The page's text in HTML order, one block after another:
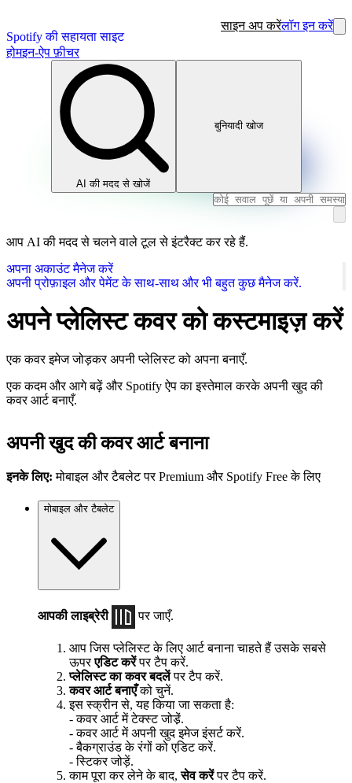
Spotify की सहायता साइट
साइन अप करेंलॉग इन करें
होमइन-ऐप फ़ीचर
AI की मदद से खोजें
बुनियादी खोज
आप AI की मदद से चलने वाले टूल से इंटरैक्ट कर रहे हैं.
अपना अकाउंट मैनेज करें
अपनी प्रोफ़ाइल और पेमेंट के साथ-साथ और भी बहुत कुछ मैनेज करें.
अपने प्लेलिस्ट कवर को कस्टमाइज़ करें
एक कवर इमेज जोड़कर अपनी प्लेलिस्ट को अपना बनाएँ.
एक कदम और आगे बढ़ें और Spotify ऐप का इस्तेमाल करके अपनी खुद की
कवर आर्ट बनाएँ.
अपनी खुद की कवर आर्ट बनाना
इनके लिए: मोबाइल और टैबलेट पर Premium और Spotify Free के लिए
मोबाइल और टैबलेट
आपकी लाइब्रेरी पर जाएँ.
आप जिस प्लेलिस्ट के लिए आर्ट बनाना चाहते हैं उसके सबसे
ऊपरएडिट करेंपर टैप करें.
प्लेलिस्ट का कवर बदलेंपर टैप करें.
कवर आर्ट बनाएँको चुनें.
इस स्क्रीन से, यह किया जा सकता है:
- कवर आर्ट में टेक्स्ट जोडे़ं.
- कवर आर्ट में अपनी खुद इमेज इंसर्ट करें.
- बैकग्राउंड के रंगों को एडिट करें.
- स्टिकर जोड़ें.
काम पूरा कर लेने के बाद,सेव करेंपर टैप करें.